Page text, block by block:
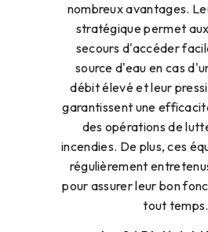
nombreux avantages.
stratégique permet
secours d'accéder
source d'eau en cas
débit élevé et leur
garantissent une
des opérations de
incendies. De plus, ces
régulièrement
pour assurer leur bon
tout temps.